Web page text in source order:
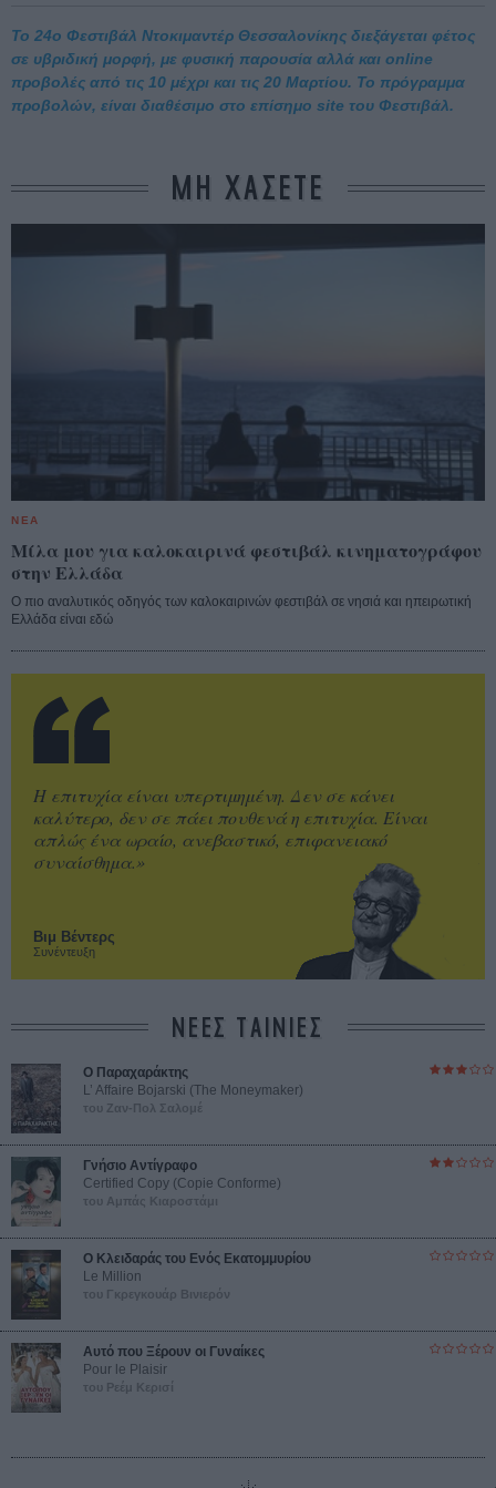
To 24o Φεστιβάλ Ντοκιμαντέρ Θεσσαλονίκης διεξάγεται φέτος
σε υβριδική μορφή, με φυσική παρουσία αλλά και online
προβολές από τις 10 μέχρι και τις 20 Μαρτίου. Το πρόγραμμα
προβολών, είναι διαθέσιμο στο επίσημο site του Φεστιβάλ.
ΜΗ ΧΑΣΕΤΕ
ΝΕΑ
Μίλα μου για καλοκαιρινά φεστιβάλ κινηματογράφου
στην Ελλάδα
Ο πιο αναλυτικός οδηγός των καλοκαιρινών φεστιβάλ σε νησιά και ηπειρωτική
Ελλάδα είναι εδώ
Βιμ Βέντερς
Συνέντευξη
Η επιτυχία είναι υπερτιμημένη. Δεν σε κάνει
καλύτερο, δεν σε πάει πουθενά η επιτυχία. Είναι
απλώς ένα ωραίο, ανεβαστικό, επιφανειακό
συναίσθημα.»
ΝΕΕΣ ΤΑΙΝΙΕΣ
Ο Παραχαράκτης
L’ Affaire Bojarski (The Moneymaker)
του Ζαν-Πολ Σαλομέ
Γνήσιο Αντίγραφο
Certified Copy (Copie Conforme)
του Αμπάς Κιαροστάμι
Ο Κλειδαράς του Ενός Εκατομμυρίου
Le Million
του Γκρεγκουάρ Βινιερόν
Αυτό που Ξέρουν οι Γυναίκες
Pour le Plaisir
του Ρεέμ Κερισί